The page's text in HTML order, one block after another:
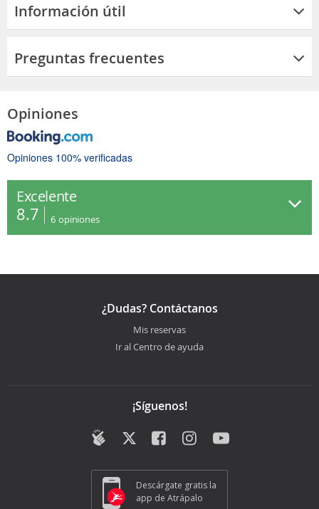
Información útil
Preguntas frecuentes
Opiniones
Opiniones 100% verificadas
Excelente
8.7 6 opiniones
¿Dudas? Contáctanos
Mis reservas
Ir al Centro de ayuda
¡Síguenos!
Descárgate gratis la
app de Atrápalo